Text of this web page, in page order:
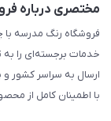
تزئین کلاس
طرح های تشویقی
گیفت ها و جوایز
سایر محصولات
مختصری درباره
فروشگاه رنگ مدرسه با
خدمات برجسته‌ای را به
ارسال به سراسر کشور
با اطمینان کامل از